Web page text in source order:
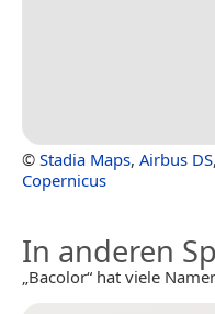
© Stadia Maps, Airbus DS,
Copernicus
In anderen
„Bacolor“ hat viele